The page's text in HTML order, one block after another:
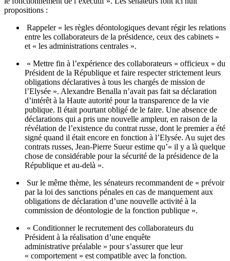
propositions :
Rappeler « les règles déontologiques devant régir les relations
entre les collaborateurs de la présidence, ceux des cabinets »
et « les administrations centrales ».
« Mettre fin à l’expérience des collaborateurs « officieux » du
Président de la République et faire respecter strictement leurs
obligations déclaratives à tous les chargés de mission de
l’Elysée ». Alexandre Benalla n’avait pas fait sa déclaration
d’intérêt à la Haute autorité pour la transparence de la vie
publique. Il était pourtant obligé de le faire. Une absence de
déclarations qui a pris une nouvelle ampleur, en raison de la
révélation de l’existence du contrat russe, dont le premier a été
signé quand il était encore en fonction à l’Elysée. Au sujet des
contrats russes, Jean-Pierre Sueur estime qu’« il y a là quelque
chose de considérable pour la sécurité de la présidence de la
République et au-delà ».
Sur le même thème, les sénateurs recommandent de « prévoir
par la loi des sanctions pénales en cas de manquement aux
obligations de déclaration d’une nouvelle activité à la
commission de déontologie de la fonction publique ».
« Conditionner le recrutement des collaborateurs du
Président à la réalisation d’une enquête
administrative préalable » pour s’assurer que leur
« comportement » est compatible avec la fonction.